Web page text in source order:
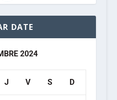
DATE
2024
J V S D